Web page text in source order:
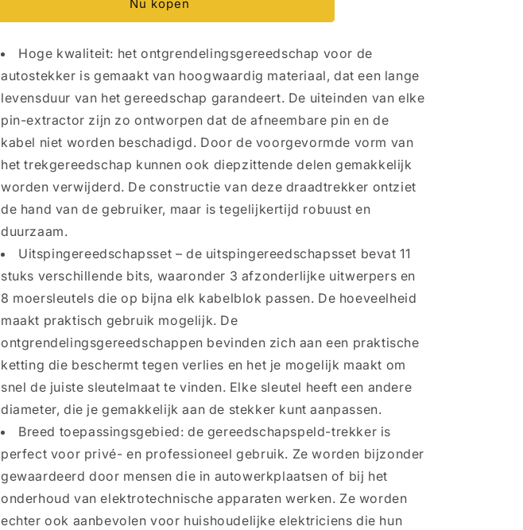
stuks
removal
Tool
kit,
draad
connector
pin
extractor,
steekverbinding
demontage,
gereedschap
pin
trekker,
kabel
stekker
demontage
stuks
removal
Tool
kit,
draad
connector
pin
extractor,
steekverbinding
demontage,
gereedschap
kabel
stekker
demontage
Nu kopen
Hoge kwaliteit: het ontgrendelingsgereedschap voor de
autostekker is gemaakt van hoogwaardig materiaal, dat een lange
levensduur van het gereedschap garandeert. De uiteinden van elke
pin-extractor zijn zo ontworpen dat de afneembare pin en de
kabel niet worden beschadigd. Door de voorgevormde vorm van
het trekgereedschap kunnen ook diepzittende delen gemakkelijk
worden verwijderd. De constructie van deze draadtrekker ontziet
de hand van de gebruiker, maar is tegelijkertijd robuust en
duurzaam.
Uitspingereedschapsset – de uitspingereedschapsset bevat 11
stuks verschillende bits, waaronder 3 afzonderlijke uitwerpers en
8 moersleutels die op bijna elk kabelblok passen. De hoeveelheid
maakt praktisch gebruik mogelijk. De
ontgrendelingsgereedschappen bevinden zich aan een praktische
ketting die beschermt tegen verlies en het je mogelijk maakt om
snel de juiste sleutelmaat te vinden. Elke sleutel heeft een andere
diameter, die je gemakkelijk aan de stekker kunt aanpassen.
Breed toepassingsgebied: de gereedschapspeld-trekker is
perfect voor privé- en professioneel gebruik. Ze worden bijzonder
gewaardeerd door mensen die in autowerkplaatsen of bij het
onderhoud van elektrotechnische apparaten werken. Ze worden
echter ook aanbevolen voor huishoudelijke elektriciens die hun